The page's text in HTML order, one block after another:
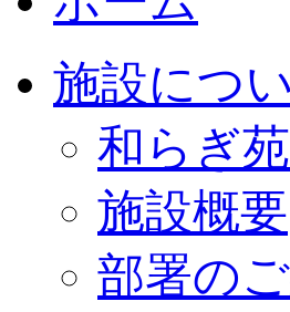
施設につ
和らぎ
施設概要
部署の